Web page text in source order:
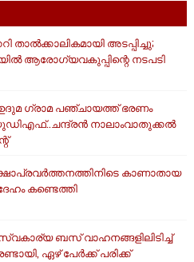
താൽക്കാലികമായി അടപ്പിച്ചു;
ആരോഗ്യവകുപ്പിന്റെ നടപടി
ഉദുമ ഗ്രാമ പഞ്ചായത്ത് ഭരണം
യുഡിഎഫ്..ചന്ദ്രൻ നാലാംവാതുക്കൽ
കാണാതായ
കണ്ടെത്തി
സ്വകാര്യ ബസ് വാഹനങ്ങളിലിടിച്ച്
ഏഴ് പേർക്ക് പരിക്ക്